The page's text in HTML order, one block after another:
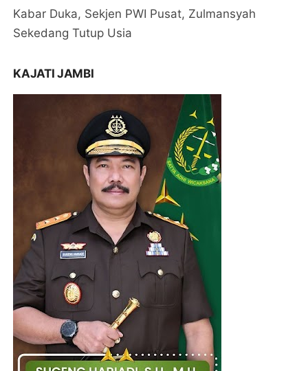
Kabar Duka, Sekjen PWI Pusat, Zulmansyah
Sekedang Tutup Usia
KAJATI JAMBI